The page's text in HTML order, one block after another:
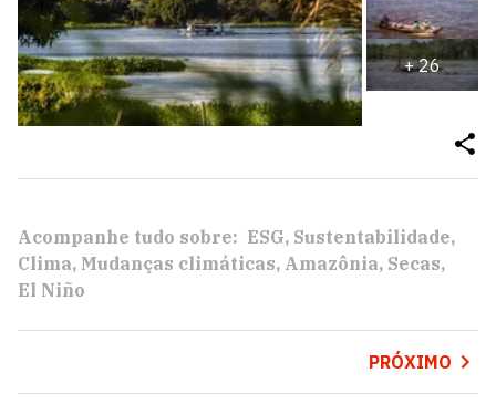
+26
Acompanhe tudo sobre: ESG Sustentabilidade
Clima Mudanças climáticas Amazônia Secas
El Niño
PRÓXIMO